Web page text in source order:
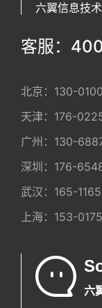
六翼信息技
客服：
北京： 130-
天津： 176-
广州： 130-
深圳： 176-
武汉： 165-
上海： 153-
六